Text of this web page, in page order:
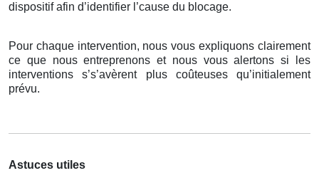
dispositif afin d’identifier l’cause du blocage.
Pour chaque intervention, nous vous expliquons clairement
ce que nous entreprenons et nous vous alertons si les
interventions s’s’avèrent plus coûteuses qu’initialement
prévu.
Astuces utiles